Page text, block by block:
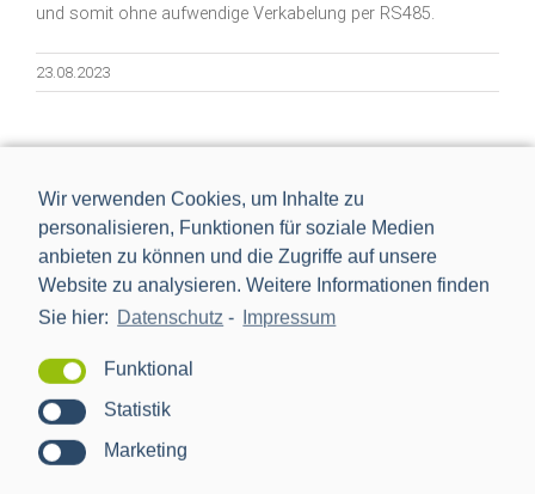
Wir verwenden Cookies, um Inhalte zu
personalisieren, Funktionen für soziale Medien
anbieten zu können und die Zugriffe auf unsere
Website zu analysieren. Weitere Informationen finden
Sie hier: Datenschutz - Impressum
Funktional
Statistik
Marketing
und somit ohne aufwendige Verkabelung per RS485.
23.08.2023
iRLMSys – Intelligenter Zähler für die Industrie
kommt